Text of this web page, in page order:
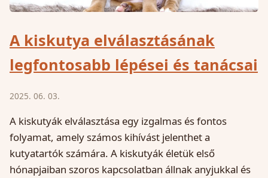
A kiskutya elválasztásának
legfontosabb lépései és tanácsai
2025. 06. 03.
A kiskutyák elválasztása egy izgalmas és fontos
folyamat, amely számos kihívást jelenthet a
kutyatartók számára. A kiskutyák életük első
hónapjaiban szoros kapcsolatban állnak anyjukkal és